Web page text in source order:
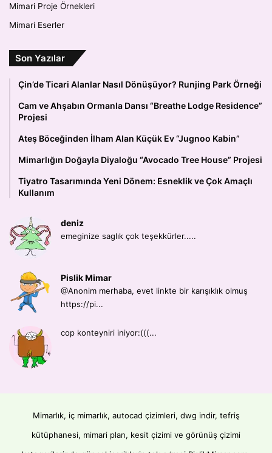
Mimari Proje Örnekleri
Mimari Eserler
Son Yazılar
Çin’de Ticari Alanlar Nasıl Dönüşüyor? Runjing Park Örneği
Cam ve Ahşabın Ormanla Dansı “Breathe Lodge Residence”
Projesi
Ateş Böceğinden İlham Alan Küçük Ev “Jugnoo Kabin”
Mimarlığın Doğayla Diyaloğu “Avocado Tree House” Projesi
Tiyatro Tasarımında Yeni Dönem: Esneklik ve Çok Amaçlı
Kullanım
deniz
emeginize saglık çok teşekkürler.....
Pislik Mimar
@Anonim merhaba, evet linkte bir karışıklık olmuş
https://pi...
cop konteyniri iniyor:(((...
Mimarlık, iç mimarlık, autocad çizimleri, dwg indir, tefriş
kütüphanesi, mimari plan, kesit çizimi ve görünüş çizimi